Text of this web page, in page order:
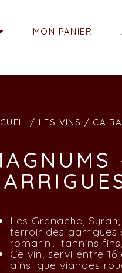
MON PANIER
/ LES VINS /
Les Grenache,
terroir des garrigues
romarin… tannins
Ce vin, servi entre
ainsi que viandes